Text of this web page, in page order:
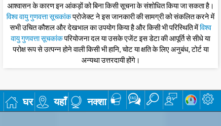
आश्वासन के कारण इन आंकड़ों को बिना किसी सूचना के संशोधित किया जा सकता है।
विश्व वायु गुणवत्ता सूचकांकप्रोजेक्ट ने इस जानकारी की सामग्री को संकलित करने में
सभी उचित कौशल और देखभाल का उपयोग किया है और किसी भी परिस्थिति मेंविश्व
वायु गुणवत्ता सूचकांकपरियोजना दल या उसके एजेंट इस डेटा की आपूर्ति से सीधे या
परोक्ष रूप से उत्पन्न होने वाली किसी भी हानि, चोट या क्षति के लिए अनुबंध, टोर्ट या
अन्यथा उत्तरदायी होंगे।
घर यहाँ नक्शा